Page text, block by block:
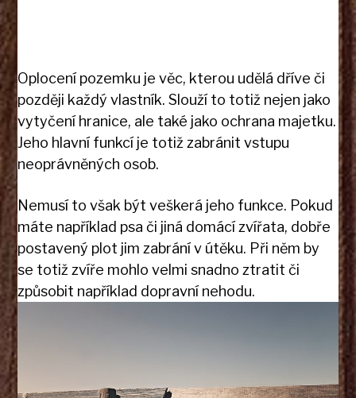
Oplocení pozemku je věc, kterou udělá dříve či
později každý vlastník. Slouží to totiž nejen jako
vytyčení hranice, ale také jako ochrana majetku.
Jeho hlavní funkcí je totiž zabránit vstupu
neoprávněných osob.
Nemusí to však být veškerá jeho funkce. Pokud
máte například psa či jiná domácí zvířata, dobře
postavený plot jim zabrání v útěku. Při něm by
se totiž zvíře mohlo velmi snadno ztratit či
způsobit například dopravní nehodu.